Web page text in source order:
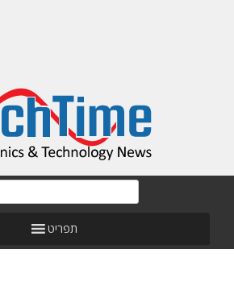
תפריט